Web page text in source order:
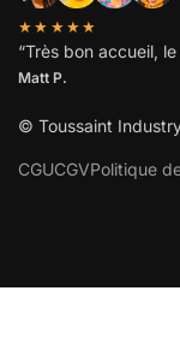
★★★★★
“Très bon accueil,
Matt P.
© Toussaint
CGUCGVPolitique